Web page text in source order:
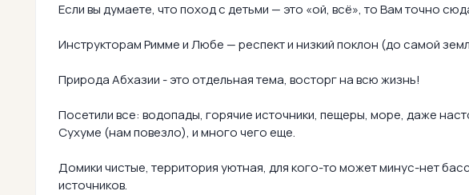
Если вы думаете, что поход с детьми — это «ой, всё», то Вам точно
Инструкторам Римме и Любе — респект и низкий поклон (до самой
Природа Абхазии - это отдельная тема, восторг на всю жизнь!
Посетили все: водопады, горячие источники, пещеры, море, даже
Сухуме (нам повезло), и много чего еще.
Домики чистые, территория уютная, для кого-то может минус-нет
источников.